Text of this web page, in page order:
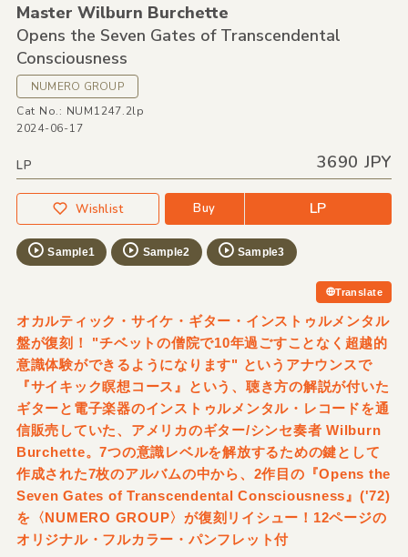
Master Wilburn Burchette
Opens the Seven Gates of Transcendental
Consciousness
NUMERO GROUP
Cat No.: NUM1247.2lp
2024-06-17
LP 3690 JPY
Wishlist Buy LP
Sample1 Sample2 Sample3
Translate
オカルティック・サイケ・ギター・インストゥルメンタル
盤が復刻！ "チベットの僧院で10年過ごすことなく超越的
意識体験ができるようになります" というアナウンスで
『サイキック瞑想コース』という、聴き方の解説が付いた
ギターと電子楽器のインストゥルメンタル・レコードを通
信販売していた、アメリカのギター/シンセ奏者 Wilburn
Burchette。7つの意識レベルを解放するための鍵として
作成された7枚のアルバムの中から、2作目の『Opens the
Seven Gates of Transcendental Consciousness』('72)
を〈NUMERO GROUP〉が復刻リイシュー！12ページの
オリジナル・フルカラー・パンフレット付